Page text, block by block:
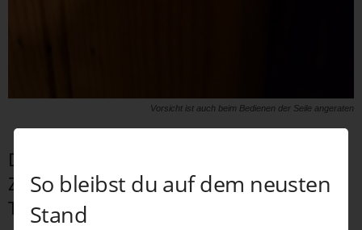
Vorsicht ist auch beim Bedienen der Seile angeraten
Die Hochzeitsglocken sind wie der
Zuckerguss auf der eigentlichen
Trauungszeremonie
So bleibst du auf dem neusten
Stand